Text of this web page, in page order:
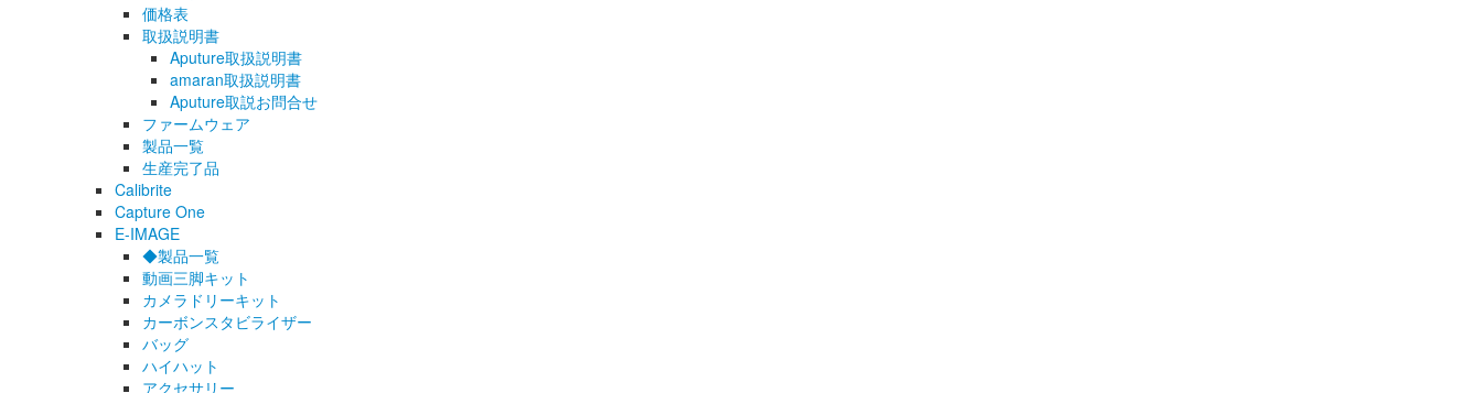
価格表
取扱説明書
Aputure取扱説明書
amaran取扱説明書
Aputure取説お問合せ
ファームウェア
製品一覧
生産完了品
Calibrite
Capture One
E-IMAGE
◆製品一覧
動画三脚キット
カメラドリーキット
カーボンスタビライザー
バッグ
ハイハット
アクセサリー